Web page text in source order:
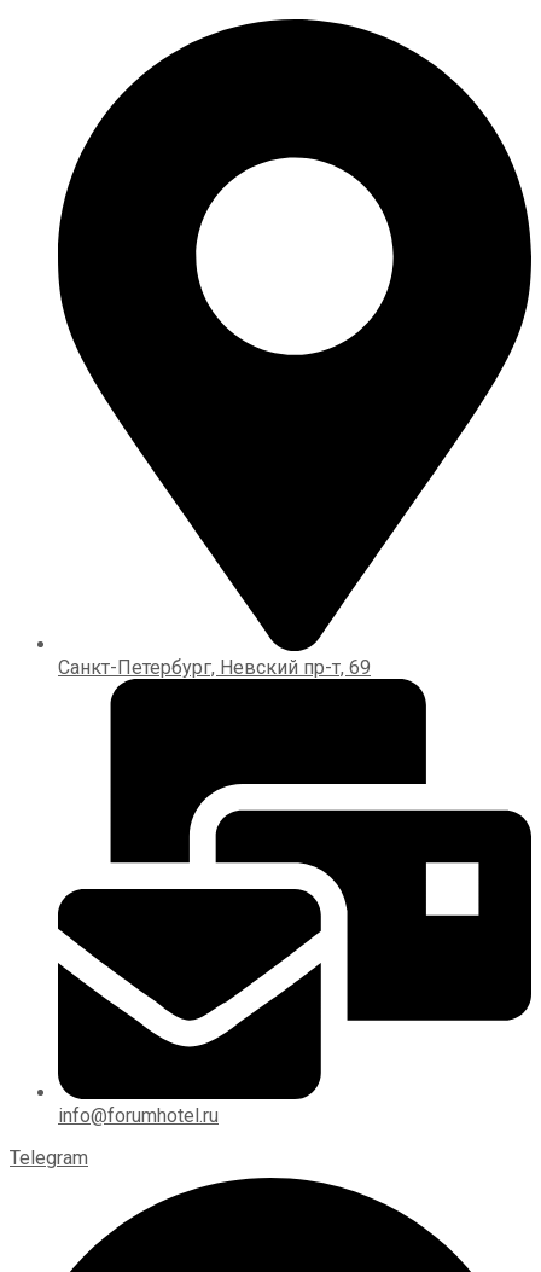
Санкт-Петербург, Невский пр-т, 69
info@forumhotel.ru
Telegram